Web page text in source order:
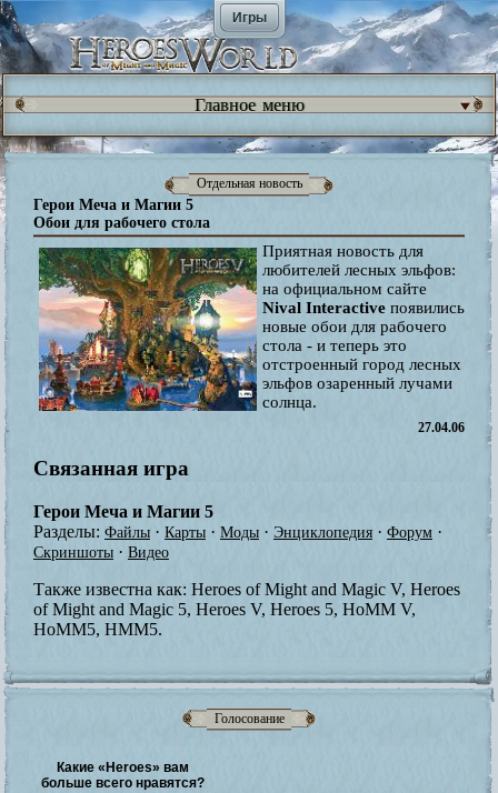
Игры
Голосование
Какие «Heroes» вам
больше всего нравятся?
Главное меню
Отдельная новость
Герои Меча и Магии 5
Обои для рабочего стола
Приятная новость для
любителей лесных эльфов:
на официальном сайте
Nival Interactive появились
новые обои для рабочего
стола - и теперь это
отстроенный город лесных
эльфов озаренный лучами
солнца.
27.04.06
Связанная игра
Герои Меча и Магии 5
Разделы: Файлы · Карты · Моды · Энциклопедия · Форум ·
Скриншоты · Видео
Также известна как: Heroes of Might and Magic V, Heroes
of Might and Magic 5, Heroes V, Heroes 5, HoMM V,
HoMM5, HMM5.